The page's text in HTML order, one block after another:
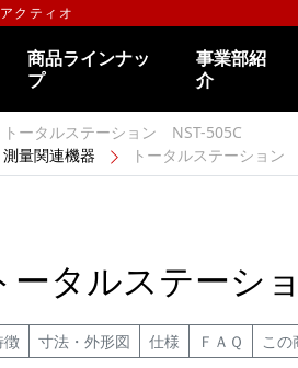
クティオ
商品ラインナッ
プ
事業部紹
介
トータルステーション NST-505C
測量関連機器
トータルステーション
ータルステーシ
徴 寸法・外形図 仕様 ＦＡＱ こ